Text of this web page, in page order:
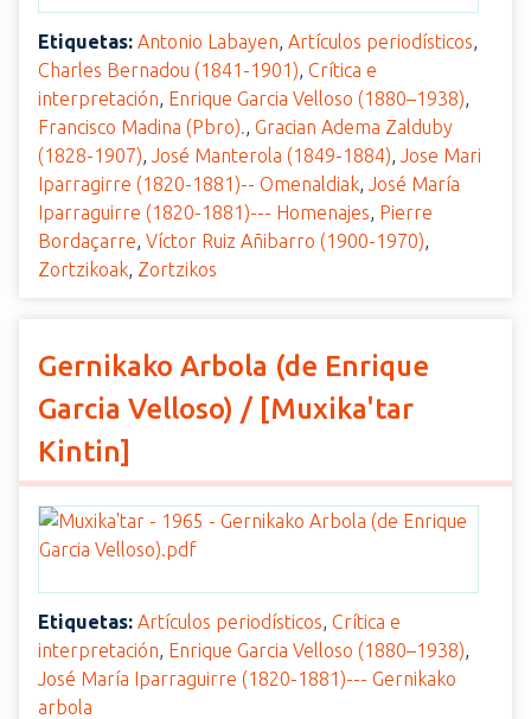
Etiquetas: Antonio Labayen, Artículos periodísticos,
Charles Bernadou (1841-1901), Crítica e
interpretación, Enrique Garcia Velloso (1880–1938),
Francisco Madina (Pbro)., Gracian Adema Zalduby
(1828-1907), José Manterola (1849-1884), Jose Mari
Iparragirre (1820-1881)-- Omenaldiak, José María
Iparraguirre (1820-1881)--- Homenajes, Pierre
Bordaçarre, Víctor Ruiz Añibarro (1900-1970),
Zortzikoak, Zortzikos
Gernikako Arbola (de Enrique
Garcia Velloso) / [Muxika'tar
Kintin]
Etiquetas: Artículos periodísticos, Crítica e
interpretación, Enrique Garcia Velloso (1880–1938),
José María Iparraguirre (1820-1881)--- Gernikako
arbola